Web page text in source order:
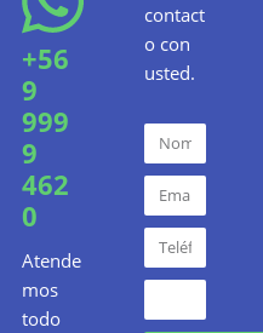
+56
9
999
9
462
0
Atende
mos
todo
contact
o con
usted.